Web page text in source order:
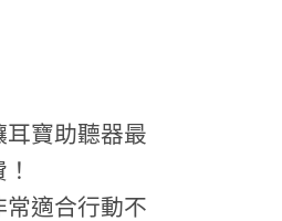
寶助聽器最
適合行動不